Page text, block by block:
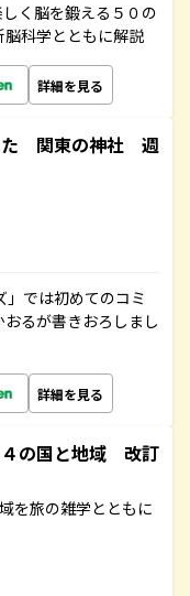
く脳を鍛える５０の
脳科学とともに解説
詳細を見る
た 関東の神社 週
」では初めてのコミ
るが書きおろしまし
詳細を見る
の国と地域 改訂
を旅の雑学とともに